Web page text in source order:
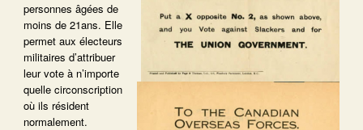
personnes âgées de
moins de 21ans. Elle
permet aux électeurs
militaires d’attribuer
leur vote à n’importe
quelle circonscription
où ils résident
normalement.